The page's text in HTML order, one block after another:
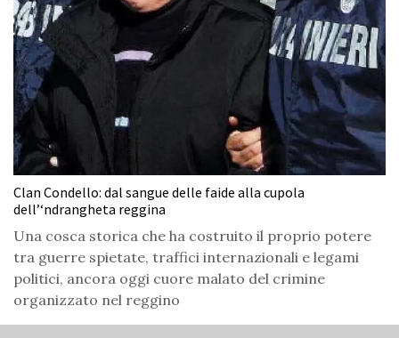
Clan Condello: dal sangue delle faide alla cupola
dell’‘ndrangheta reggina
Una cosca storica che ha costruito il proprio potere
tra guerre spietate, traffici internazionali e legami
politici, ancora oggi cuore malato del crimine
organizzato nel reggino